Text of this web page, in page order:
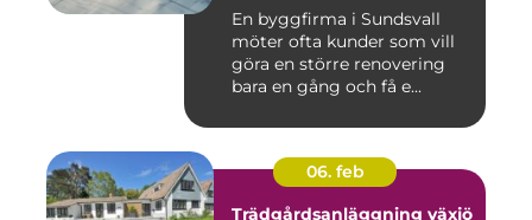
En byggfirma i Sundsvall
möter ofta kunder som vill
göra en större renovering
bara en gång och få e...
06. feb
Trädgårdsanläggning växjö